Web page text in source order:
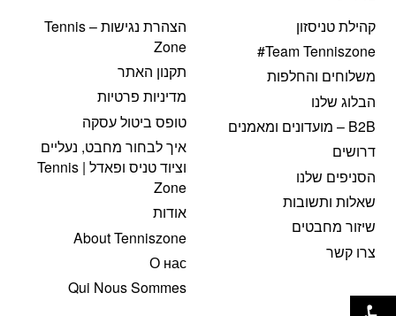
קהילת טניסזון
Team Tenniszone#
משלוחים והחלפות
הבלוג שלנו
B2B – מועדונים ומאמנים
דרושים
הסניפים שלנו
שאלות ותשובות
שיזור מחבטים
צרו קשר
הצהרת נגישות – Tennis
Zone
תקנון האתר
מדיניות פרטיות
טופס ביטול עסקה
איך לבחור מחבט, נעליים
וציוד טניס ופאדל | Tennis
Zone
אודות
About Tenniszone
О нас
Qui Nous Sommesפתח סרגל נגישות